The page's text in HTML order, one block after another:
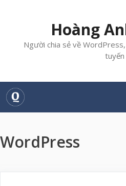
Hoàng
Người chia sẻ về
tuyến
WordPress